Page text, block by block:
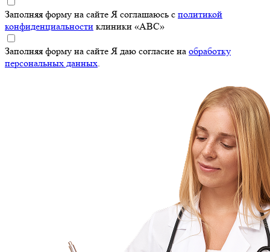
Заполняя форму на сайте Я соглашаюсь с политикой
конфиденциальности клиники «ABC»
Заполняя форму на сайте Я даю согласие на обработку
персональных данных.